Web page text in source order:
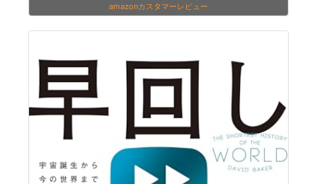
amazonカスタマーレビュー